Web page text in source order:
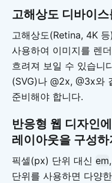
고해상도 디바이
고해상도(Retina, 4K
사용하여 이미지를 렌
흐려져 보일 수 있습니
(SVG)나 @2x, @3x와
준비해야 합니다.
반응형 웹 디자인
레이아웃을 구성
픽셀(px) 단위 대신 em,
단위를 사용하면 다양